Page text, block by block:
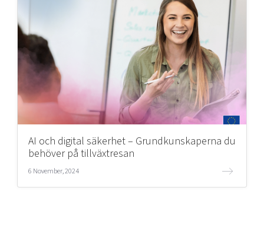
AI och digital säkerhet – Grundkunskaperna du
behöver på tillväxtresan
6 November, 2024